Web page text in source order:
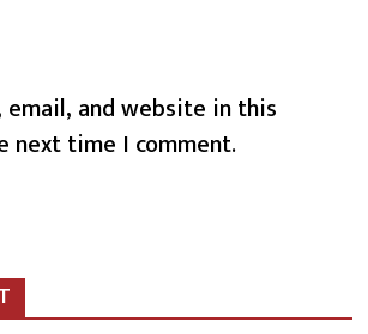
email, and website in this
next time I comment.